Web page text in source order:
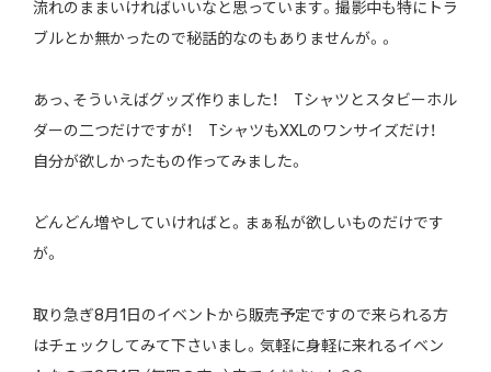
流れのままいければいいなと思っています。撮影中も特にトラ
ブルとか無かったので秘話的なのもありませんが。。
あっ、そういえばグッズ作りました！ Tシャツとスタビーホル
ダーの二つだけですが！ TシャツもXXLのワンサイズだけ！
自分が欲しかったもの作ってみました。
どんどん増やしていければと。まぁ私が欲しいものだけです
が。
取り急ぎ8月1日のイベントから販売予定ですので来られる方
はチェックしてみて下さいまし。気軽に身軽に来れるイベン